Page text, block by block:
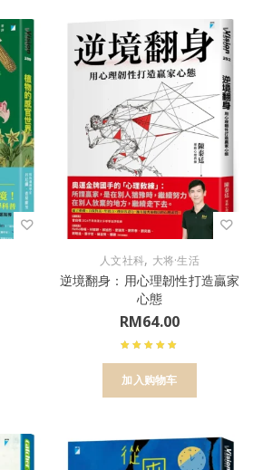
人文社科, 大将·生活
逆境翻身：用心理韌性打造贏家
心態
RM64.00
加入购物车